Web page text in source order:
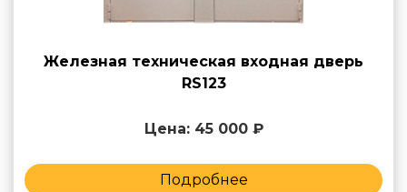
Железная техническая входная дверь
RS123
Цена: 45 000 ₽
Подробнее